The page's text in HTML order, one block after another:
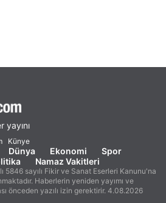
Künye
Dünya Ekonomi
Spor
Namaz Vakitleri
5846 sayılı Fikir ve Sanat Eserleri Kanunu'na
Haberlerin yeniden yayımı ve
önceden yazılı izin gerektirir. 4.08.2026